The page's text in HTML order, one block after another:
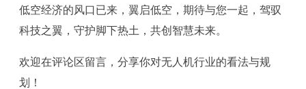
低空经济的风口已来，翼启低空，期待与您一起，驾驭
科技之翼，守护脚下热土，共创智慧未来。
欢迎在评论区留言，分享你对无人机行业的看法与规
划！